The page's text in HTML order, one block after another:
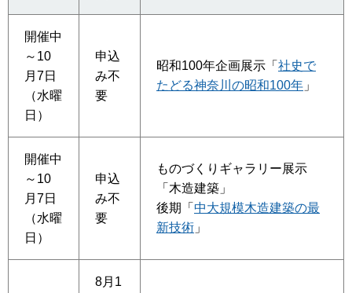
開催中
～10
月7日
（水曜
日）
申込
み不
要
昭和100年企画展示「 社史で
たどる神奈川の昭和100年 」
開催中
～10
月7日
（水曜
日）
申込
み不
要
ものづくりギャラリー展示
「木造建築」
後期「 中大規模木造建築の最
新技術 」
8月1